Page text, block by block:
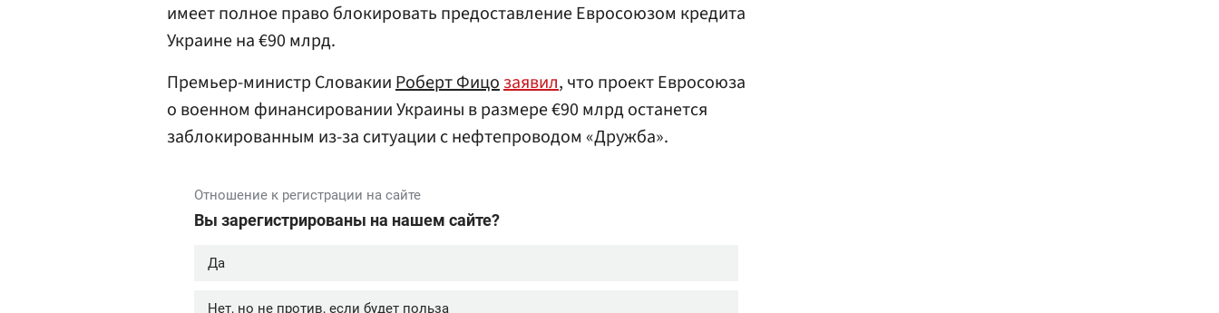
имеет полное право блокировать предоставление Евросоюзом кредита
Украине на €90 млрд.
Премьер-министр СловакииРоберт Фицозаявил, что проект Евросоюза
о военном финансировании Украины в размере €90 млрд останется
заблокированным из-за ситуации с нефтепроводом «Дружба».